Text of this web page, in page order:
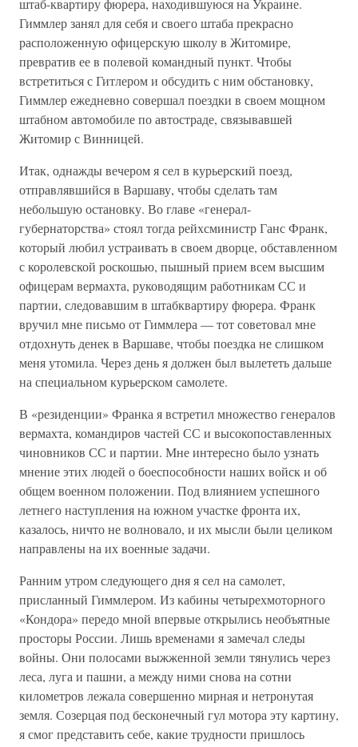
штаб-квартиру фюрера, находившуюся на Украине.
Гиммлер занял для себя и своего штаба прекрасно
расположенную офицерскую школу в Житомире,
превратив ее в полевой командный пункт. Чтобы
встретиться с Гитлером и обсудить с ним обстановку,
Гиммлер ежедневно совершал поездки в своем мощном
штабном автомобиле по автостраде, связывавшей
Житомир с Винницей.
Итак, однажды вечером я сел в курьерский поезд,
отправлявшийся в Варшаву, чтобы сделать там
небольшую остановку. Во главе «генерал-
губернаторства» стоял тогда рейхсминистр Ганс Франк,
который любил устраивать в своем дворце, обставленном
с королевской роскошью, пышный прием всем высшим
офицерам вермахта, руководящим работникам СС и
партии, следовавшим в штабквартиру фюрера. Франк
вручил мне письмо от Гиммлера — тот советовал мне
отдохнуть денек в Варшаве, чтобы поездка не слишком
меня утомила. Через день я должен был вылететь дальше
на специальном курьерском самолете.
В «резиденции» Франка я встретил множество генералов
вермахта, командиров частей СС и высокопоставленных
чиновников СС и партии. Мне интересно было узнать
мнение этих людей о боеспособности наших войск и об
общем военном положении. Под влиянием успешного
летнего наступления на южном участке фронта их,
казалось, ничто не волновало, и их мысли были целиком
направлены на их военные задачи.
Ранним утром следующего дня я сел на самолет,
присланный Гиммлером. Из кабины четырехмоторного
«Кондора» передо мной впервые открылись необъятные
просторы России. Лишь временами я замечал следы
войны. Они полосами выжженной земли тянулись через
леса, луга и пашни, а между ними снова на сотни
километров лежала совершенно мирная и нетронутая
земля. Созерцая под бесконечный гул мотора эту картину,
я смог представить себе, какие трудности пришлось